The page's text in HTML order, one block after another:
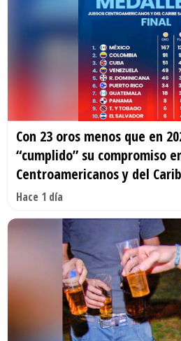
Con 23 oros menos que en
“cumplido” su compromiso
Centroamericanos y del
Hace 1 día